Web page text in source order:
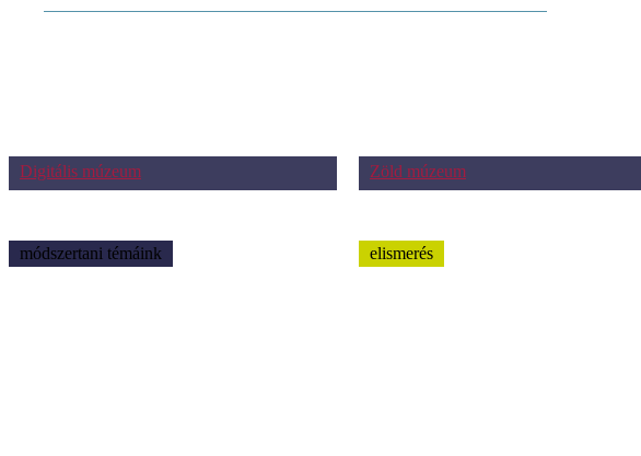
Digitális múzeum Zöld múzeum
módszertani témáink elismerés